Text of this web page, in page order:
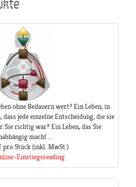
ohne Bedauern wert? Ein Leben, in
dass jede einzelne Entscheidung, die sie
Sie richtig war? Ein Leben, das Sie
macht ...
pro Stück(inkl. MwSt.)
Einstiegsreading